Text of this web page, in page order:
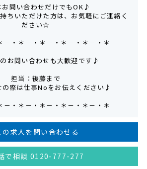
お問い合わせだけでもOK♪
ちいただけた方は、お気軽にご連絡く
ださい☆
－・＊－・＊－・＊－・＊－・＊
お問い合わせも大歓迎です♪
担当：後藤まで
の際は仕事Noをお伝えください♪
－・＊－・＊－・＊－・＊－・＊
の求人を問い合わせる
で相談 0120-777-277